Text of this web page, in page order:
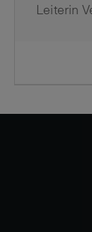
Leiterin